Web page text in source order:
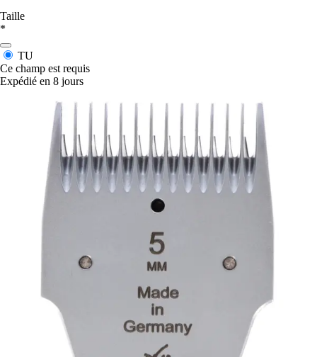
Taille
*
TU
Ce champ est requis
Expédié en 8 jours